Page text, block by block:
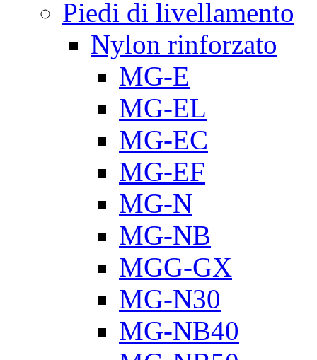
Piedi di livellamento
Nylon rinforzato
MG-E
MG-EL
MG-EC
MG-EF
MG-N
MG-NB
MGG-GX
MG-N30
MG-NB40